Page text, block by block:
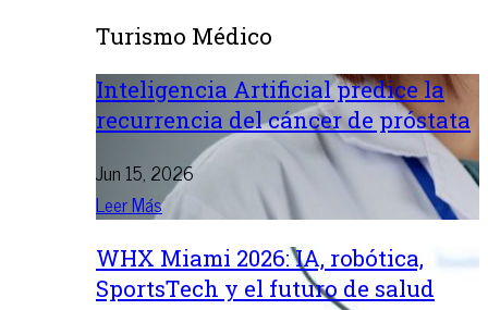
Turismo Médico
Inteligencia Artificial predice la
recurrencia del cáncer de próstata
Jun 15, 2026
Leer Más
WHX Miami 2026: IA, robótica,
SportsTech y el futuro de salud